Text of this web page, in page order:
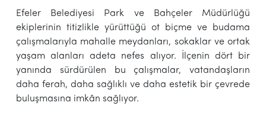
Efeler Belediyesi Park ve Bahçeler Müdürlüğü
ekiplerinin titizlikle yürüttüğü ot biçme ve budama
çalışmalarıyla mahalle meydanları, sokaklar ve ortak
yaşam alanları adeta nefes alıyor. İlçenin dört bir
yanında sürdürülen bu çalışmalar, vatandaşların
daha ferah, daha sağlıklı ve daha estetik bir çevrede
buluşmasına imkân sağlıyor.